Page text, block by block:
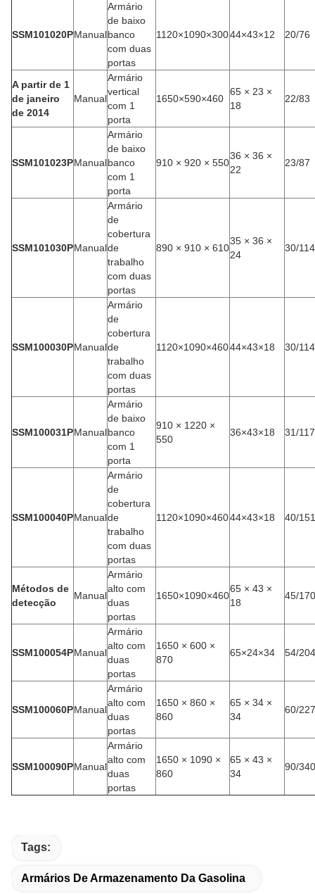
SSM101020PManual
Armário
de baixo
banco
com duas
portas
1120×1090×30044×43×12 20/76
A partir de 1
de janeiro
de 2014
Manual
Armário
vertical
com 1
porta
1650×590×460
65 × 23 ×
18
22/83
SSM101023PManual
Armário
de baixo
banco
com 1
porta
910 × 920 × 550
36 × 36 ×
22
23/87
SSM101030PManual
Armário
de
cobertura
de
trabalho
com duas
portas
890 × 910 × 610
35 × 36 ×
24
30/114
SSM100030PManual
Armário
de
cobertura
de
trabalho
com duas
portas
1120×1090×46044×43×18 30/114
SSM100031PManual
Armário
de baixo
banco
com 1
porta
910 × 1220 ×
550
36×43×18 31/117
SSM100040PManual
Armário
de
cobertura
de
trabalho
com duas
portas
1120×1090×46044×43×18 40/151
Métodos de
detecção
Manual
Armário
alto com
duas
portas
1650×1090×460
65 × 43 ×
18
45/170
SSM100054PManual
Armário
alto com
duas
portas
1650 × 600 ×
870
65×24×34 54/204
SSM100060PManual
Armário
alto com
duas
portas
1650 × 860 ×
860
65 × 34 ×
34
60/227
SSM100090PManual
Armário
alto com
duas
portas
1650 × 1090 ×
860
65 × 43 ×
34
90/340
Tags:
Armários De Armazenamento Da Gasolina